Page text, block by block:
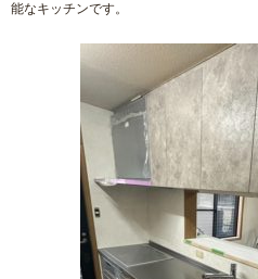
能なキッチンです。